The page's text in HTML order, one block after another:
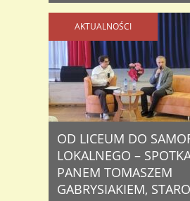
AKTUALNOŚCI
OD LICEUM DO
LOKALNEGO –
PANEM TOMASZEM
GABRYSIAKIEM,